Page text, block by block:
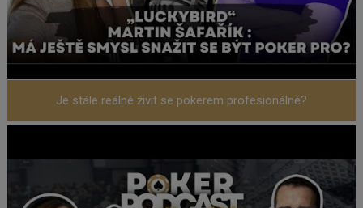
Je stále reálné živit se pokerem profesionálně?